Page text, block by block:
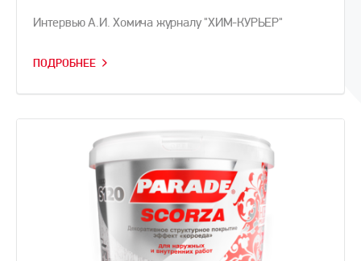
Интервью А.И. Хомича журналу "ХИМ-КУРЬЕР"
ПОДРОБНЕЕ